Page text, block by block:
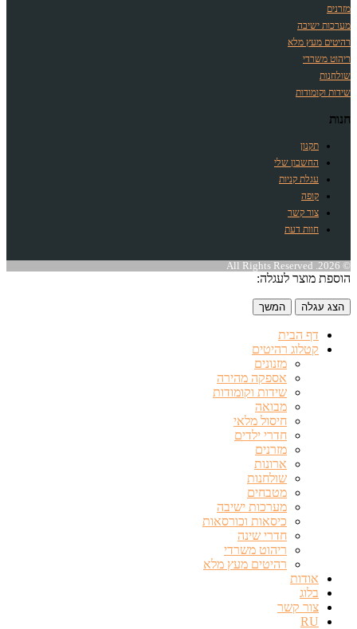
מזרנים
מערכות ישיבה
רהיטים מעץ מלא
ריהוט משרדי
שולחנות
שידות וקומודות
חנות
תקנון
החשבון שלי
עגלת קניות
קופה
צור קשר
חוות דעת
© 2026. All Rights Reserved
הוספת מוצר לעגלה:
הצג עגלה המשך
דף הבית
קטלוג רהיטים
מזנונים
אספקה מהירה
שידות וקומודות
מבואה
חיסול מלאי
חדרי ילדים
מזרנים
ארונות
שולחנות
מטבחים
מערכות ישיבה
כיסאות וכורסאות
חדרי שינה
ריהוט משרדי
רהיטים מעץ מלא
אודות
בלוג
צור קשר
RU